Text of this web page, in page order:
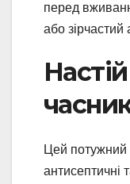
перед
або зірчастий
Цей потужний
антисептичні